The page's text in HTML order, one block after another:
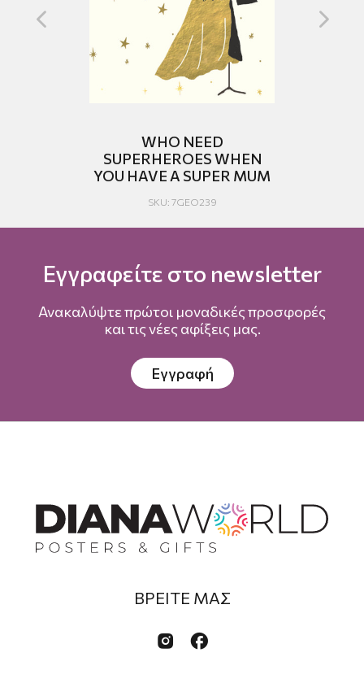
WHO NEED
SUPERHEROES WHEN
YOU HAVE A SUPER MUM
SKU: 7GEO239
Εγγραφείτε στο newsletter
Ανακαλύψτε πρώτοι μοναδικές προσφορές
και τις νέες αφίξεις μας.
Εγγραφή
ΒΡΕΙΤΕ ΜΑΣ
 